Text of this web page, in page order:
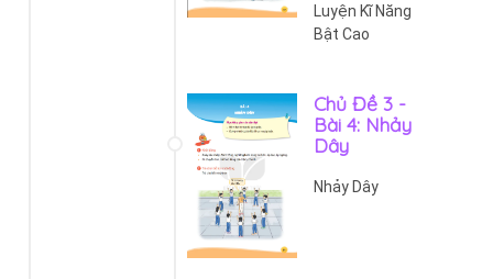
Luyện Kĩ Năng
Bật Cao
Chủ Đề 3 -
Bài 4: Nhảy
Dây
Nhảy Dây